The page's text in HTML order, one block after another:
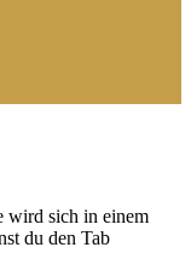
wird sich in einem
du den Tab